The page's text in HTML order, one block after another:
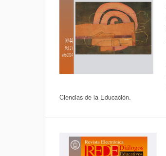
Ciencias de la Educación.